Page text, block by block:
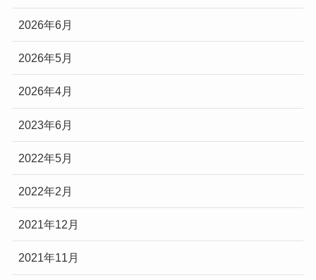
2026年6月
2026年5月
2026年4月
2023年6月
2022年5月
2022年2月
2021年12月
2021年11月